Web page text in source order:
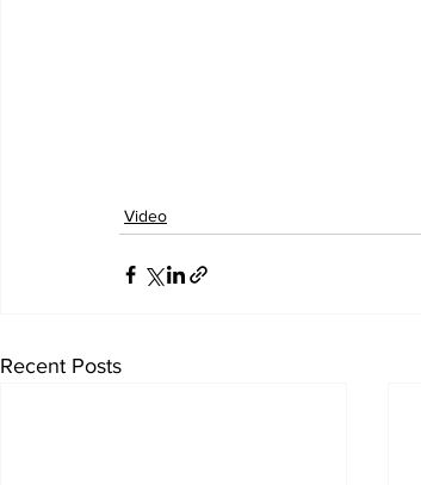
Video
Recent Posts